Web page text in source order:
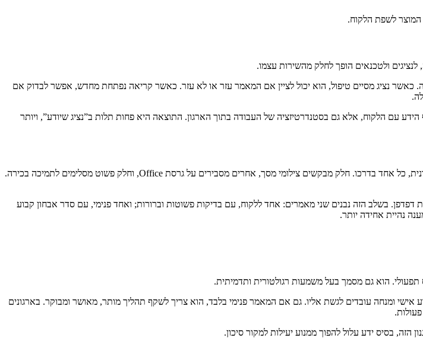
המוצר לשפת הלקוח.
נציג מסיים טיפול, הוא יכול לציין אם המאמר עזר או לא עזר. כאשר קריאה נפתחת מחדש, אפשר לבדוק אם
עם הלקוח, אלא גם בסטנדרטיזציה של העבודה בתוך הארגון. התוצאה היא פחות תלות ב”נציג שיודע”, ויותר
נניח חברת תוכנה שמקבלת שוב ושוב פניות על כשל בייצוא דוחות ל-Excel. במשך חודשים, נציגים עונים ידנית, כל אחד בדרכו. חלק מבקשים צילומי מסך, אחרים מסבירים על גרסת Office, וחלק פשוט מסלימים לתמיכה בכירה.
בשלב הזה נבנים שני מאמרים: אחד ללקוח, עם בדיקות פשוטות וברורות; ואחד פנימי, עם סדר אבחון קבוע
נהיית אחידה יותר.
תפעולי. הוא גם מסמך בעל משמעות רגולטורית ותדמיתית.
באופן שבו ארגון מנהל מידע אישי ומנחה עובדים לגשת אליו. גם אם המאמר פנימי בלבד, הוא צריך לשקף תהליך מותר, מאושר ומבוקר. בארגונים
בסיס ידע עלול להפוך ממנוע יעילות למקור סיכון.